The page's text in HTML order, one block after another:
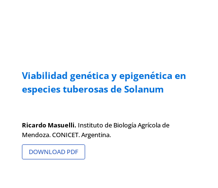
Viabilidad genética y epigenética en
especies tuberosas de Solanum
Ricardo Masuelli. Instituto de Biología Agrícola de
Mendoza. CONICET. Argentina.
DOWNLOAD PDF